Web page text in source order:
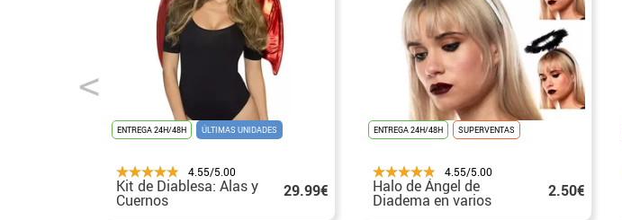
ENTREGA 24H/48H ÚLTIMAS UNIDADES
4.55/5.00
Kit de Diablesa: Alas y
Cuernos 29.99€
ENTREGA 24H/48H SUPERVENTAS
4.55/5.00
Halo de Ángel de
Diadema en varios 2.50€